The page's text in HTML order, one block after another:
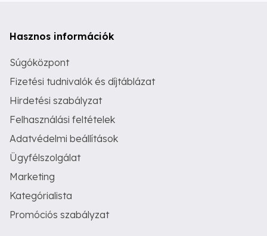
Hasznos információk
Súgóközpont
Fizetési tudnivalók és díjtáblázat
Hirdetési szabályzat
Felhasználási feltételek
Adatvédelmi beállítások
Ügyfélszolgálat
Marketing
Kategórialista
Promóciós szabályzat